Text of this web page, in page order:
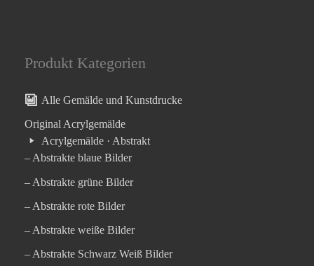
Produkt Kategorien
Alle Gemälde und Kunstdrucke
Original Acrylgemälde
Acrylgemälde · Abstrakt
– Abstrakte blaue Bilder
– Abstrakte grüne Bilder
– Abstrakte rote Bilder
– Abstrakte weiße Bilder
– Abstrakte Schwarz Weiß Bilder